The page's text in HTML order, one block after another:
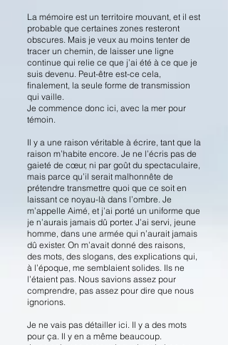
La mémoire est un territoire mouvant, et il est
probable que certaines zones resteront
obscures. Mais je veux au moins tenter de
tracer un chemin, de laisser une ligne
continue qui relie ce que j’ai été à ce que je
suis devenu. Peut-être est-ce cela,
finalement, la seule forme de transmission
qui vaille.
Je commence donc ici, avec la mer pour
témoin.
Il y a une raison véritable à écrire, tant que la
raison m’habite encore. Je ne l’écris pas de
gaieté de cœur, ni par goût du spectaculaire,
mais parce qu’il serait malhonnête de
prétendre transmettre quoi que ce soit en
laissant ce noyau-là dans l’ombre. Je
m’appelle Aimé, et j’ai porté un uniforme que
je n’aurais jamais dû porter. J’ai servi, jeune
homme, dans une armée qui n’aurait jamais
dû exister. On m’avait donné des raisons,
des mots, des slogans, des explications qui,
à l’époque, me semblaient solides. Ils ne
l’étaient pas. Nous savions assez pour
comprendre, pas assez pour dire que nous
ignorions.
Je ne vais pas détailler ici. Il y a des mots
pour ça. Il y en a même beaucoup.